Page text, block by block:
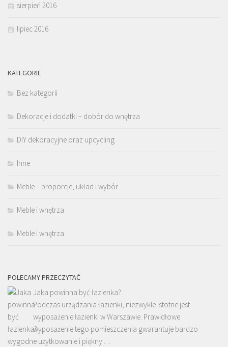
sierpień 2016
lipiec 2016
KATEGORIE
Bez kategorii
Dekoracje i dodatki – dobór do wnętrza
DIY dekoracyjne oraz upcycling
Inne
Meble – proporcje, układ i wybór
Meble i wnętrza
Meble i wnętrza
POLECAMY PRZECZYTAĆ
Jaka powinna być łazienka?
Podczas urządzania łazienki, niezwykle istotne jest
wyposażenie łazienki w Warszawie. Prawidłowe
wyposażenie tego pomieszczenia gwarantuje bardzo
wygodne użytkowanie i piękny …